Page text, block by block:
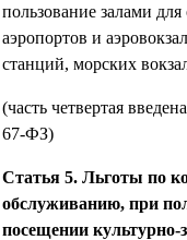
пользование залами
аэропортов и
станций, морских
(часть четвертая
67-ФЗ)
Статья 5. Льготы по
обслуживанию, при
посещении